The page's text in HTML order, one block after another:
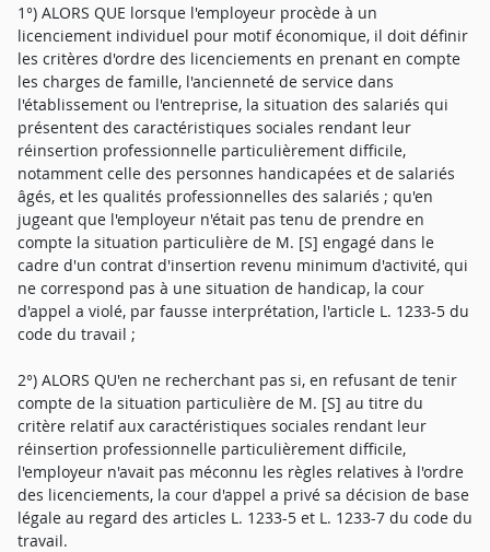
1°) ALORS QUE lorsque l'employeur procède à un
licenciement individuel pour motif économique, il doit définir
les critères d'ordre des licenciements en prenant en compte
les charges de famille, l'ancienneté de service dans
l'établissement ou l'entreprise, la situation des salariés qui
présentent des caractéristiques sociales rendant leur
réinsertion professionnelle particulièrement difficile,
notamment celle des personnes handicapées et de salariés
âgés, et les qualités professionnelles des salariés ; qu'en
jugeant que l'employeur n'était pas tenu de prendre en
compte la situation particulière de M. [S] engagé dans le
cadre d'un contrat d'insertion revenu minimum d'activité, qui
ne correspond pas à une situation de handicap, la cour
d'appel a violé, par fausse interprétation, l'article L. 1233-5 du
code du travail ;
2°) ALORS QU'en ne recherchant pas si, en refusant de tenir
compte de la situation particulière de M. [S] au titre du
critère relatif aux caractéristiques sociales rendant leur
réinsertion professionnelle particulièrement difficile,
l'employeur n'avait pas méconnu les règles relatives à l'ordre
des licenciements, la cour d'appel a privé sa décision de base
légale au regard des articles L. 1233-5 et L. 1233-7 du code du
travail.